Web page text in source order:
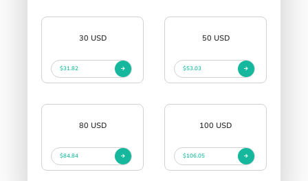
30 USD
$31.82
50 USD
$53.03
80 USD
$84.84
100 USD
$106.05